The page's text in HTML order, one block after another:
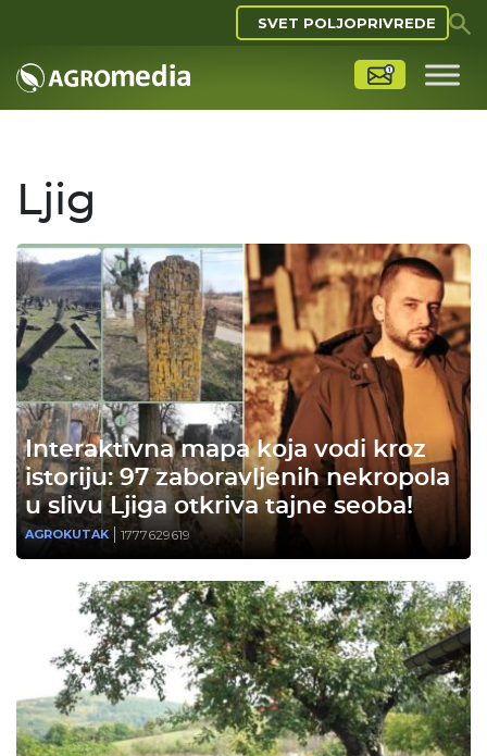
SVET POLJOPRIVREDE
Ljig
Interaktivna mapa koja vodi kroz
istoriju: 97 zaboravljenih nekropola
u slivu Ljiga otkriva tajne seoba!
AGROKUTAK 1777629619